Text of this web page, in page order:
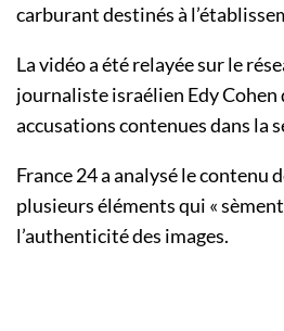
carburant destinés à
La vidéo a été relayée sur le
journaliste israélien Edy Cohen
accusations contenues dans la
France 24 a analysé le contenu
plusieurs éléments qui «
l’authenticité des images.